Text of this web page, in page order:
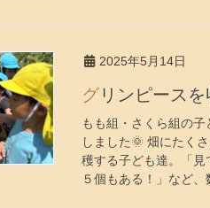
2025年5月14日
グリンピース
もも組・さくら組の
しました🌞 畑にたく
穫する子ども達。「見
５個もある！」など